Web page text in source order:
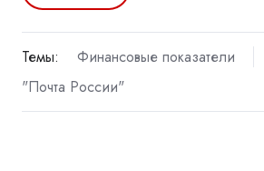
Темы: Финансовые показатели
"Почта России"